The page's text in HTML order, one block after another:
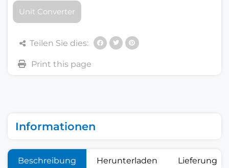
Unit Converter
Teilen Sie dies:
Informationen
Beschreibung Herunterladen Lieferung